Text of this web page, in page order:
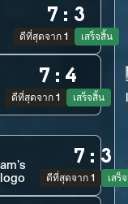
7 : 3
ดีที่สุดจาก 1 เสร็จสิ้น
7 : 4
ดีที่สุดจาก 1 เสร็จสิ้น
7 : 3
ดีที่สุดจาก 1 เสร็